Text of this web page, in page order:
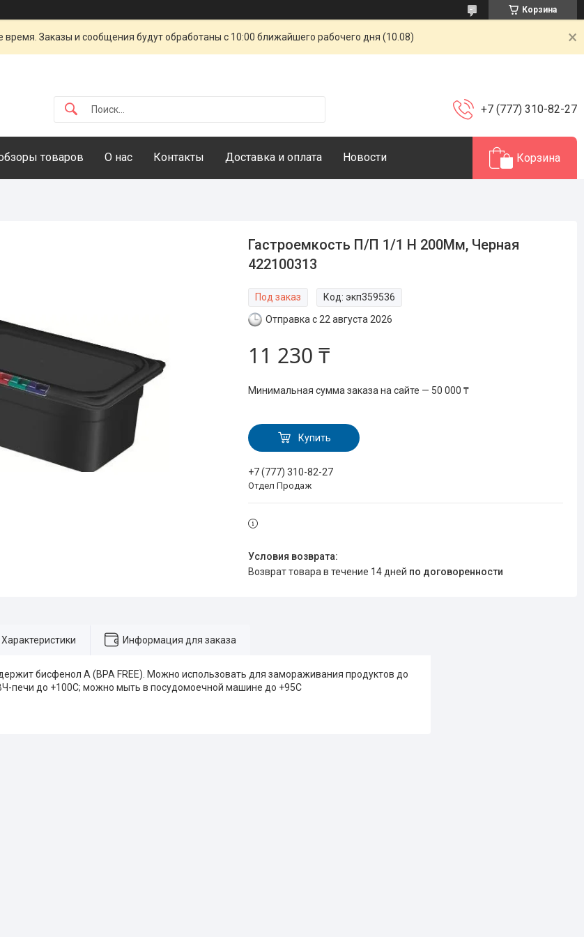
Корзина
время. Заказы и сообщения будут обработаны с 10:00 ближайшего рабочего дня (10.08)
+7 (777) 310-82-27
товаров О нас Контакты Доставка и оплата Новости Корзина
Гастроемкость П/П 1/1 H 200Мм, Черная
422100313
Под заказ Код:экп359536
Отправка с 22 августа 2026
11 230 ₸
Минимальная сумма заказа на сайте — 50 000 ₸
Купить
+7 (777) 310-82-27
Отдел Продаж
возврат товара в течение 14 дней по договоренности
Характеристики Информация для заказа
бисфенол А (BPA FREE). Можно использовать для замораживания продуктов до
печи до +100С; можно мыть в посудомоечной машине до +95С